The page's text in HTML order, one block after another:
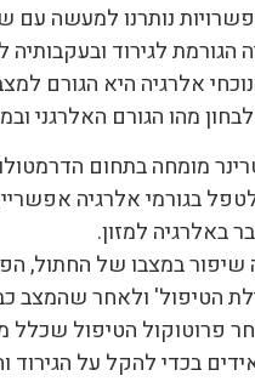
נותרנו למעשה עם
הגורמת לגירוד
אלרגיה היא הגורם
מהו הגורם האלרגני
מומחה בתחום
בגורמי אלרגיה
באלרגיה למזון.
במצבו של החתול,
הטיפול' ולאחר שהמצב
פרוטוקול הטיפול שכלל
בכדי להקל על